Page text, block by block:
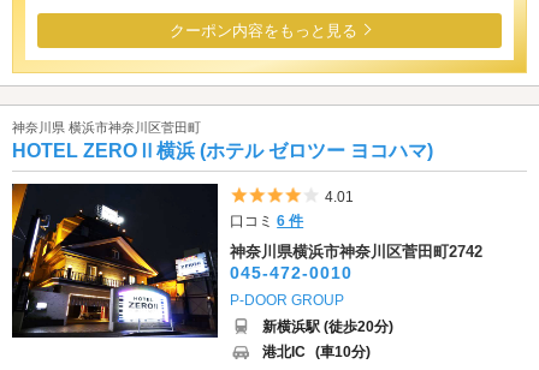
クーポン内容をもっと見る
神奈川県 横浜市神奈川区菅田町
HOTEL ZEROⅡ横浜 (ホテル ゼロツー ヨコハマ)
5つ星のうち4
4.01
口コミ6 件
神奈川県横浜市神奈川区菅田町2742
045-472-0010
P-DOOR GROUP
新横浜駅 (徒歩20分)
港北IC (車10分)